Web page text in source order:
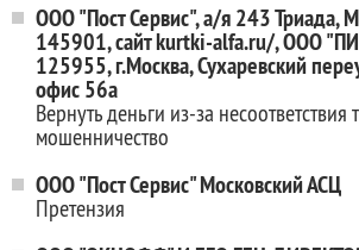
ООО "Пост Сервис", а/я 243 Триада,
145901, сайт kurtki-alfa.ru/, ООО
125955, г.Москва, Сухаревский
офис 56а
Вернуть деньги из-за несоответствия
мошенничество
ООО "Пост Сервис" Московский АСЦ
Претензия